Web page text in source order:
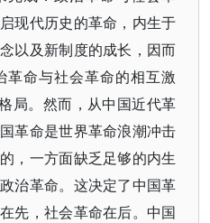
现代历史的革命，内生于
以及新制度的成长，因而
命与社会革命的相互激
局。然而，从中国近代革
革命是世界革命浪潮冲击
，一方面缺乏足够的内生
治革命。这决定了中国革
先，社会革命在后。中国